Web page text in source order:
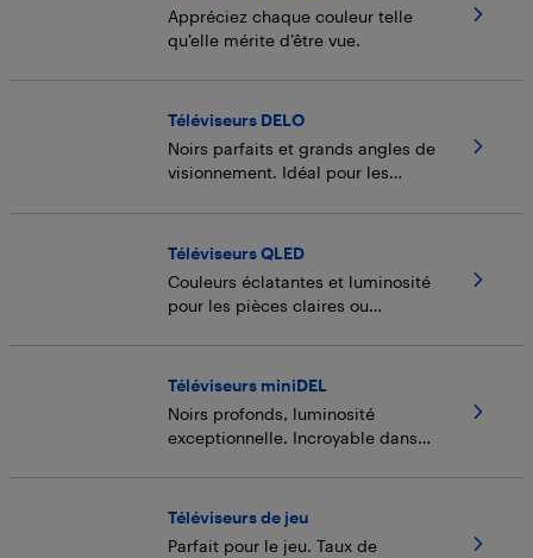
Appréciez chaque couleur telle
qu’elle mérite d’être vue.
Téléviseurs DELO
Noirs parfaits et grands angles de
visionnement. Idéal pour les
Téléviseurs QLED
Couleurs éclatantes et luminosité
pour les pièces claires ou
Téléviseurs miniDEL
Noirs profonds, luminosité
exceptionnelle. Incroyable dans
sombres).
Téléviseurs de jeu
Parfait pour le jeu. Taux de